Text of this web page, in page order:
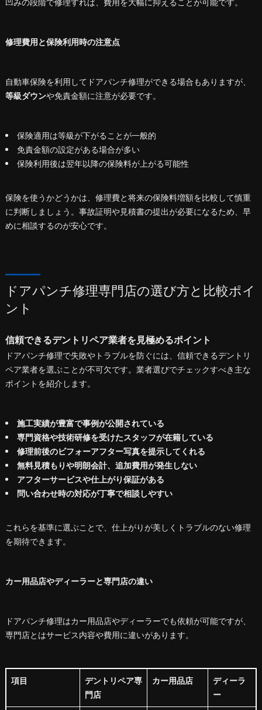
修理費用と保険利用時の注意点
自動車保険を利用してドアパンチ修理ができる場合もありますが、
等級ダウンや免責金額に注意が必要です。
保険適用は等級が下がることが一般的
免責金額の設定がある場合が多い
保険利用後は翌年以降の保険料が上がる可能性
保険を使うかどうかは、修理費と将来の保険料増額を比較して慎重
に判断しましょう。事故証明や見積書の提出が必要になるため、早
めに相談するのが安心です。
ドアパンチ修理専門店の選び方と比較ポイ
ント
信頼できるデントリペア業者を見極めるポイント
ドアパンチ修理で失敗やトラブルを防ぐには、信頼できるデントリ
ペア業者を選ぶことが不可欠です。業者選びでチェックすべき主な
ポイントを紹介します。
施工実績が豊富で事例が公開されている
専門資格や技術研修を受けたスタッフが在籍している
修理前後のビフォーアフター写真を提示してくれる
無料見積もりや明朗会計、追加費用が発生しない
アフターサービスや仕上がり保証がある
問い合わせ時の対応が丁寧で相談しやすい
これらを基準に選ぶことで、仕上がりが美しくトラブルのない修理
を期待できます。
カー用品店やディーラーと専門店の違い
ドアパンチ修理はカー用品店やディーラーでも依頼が可能ですが、
専門店とはサービス内容や費用に違いがあります。
項目
デントリペア専
門店
カー用品店
ディーラ
ー